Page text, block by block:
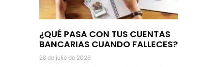
¿QUÉ PASA CON TUS CUENTAS
BANCARIAS CUANDO FALLECES?
28 de julio de 2026